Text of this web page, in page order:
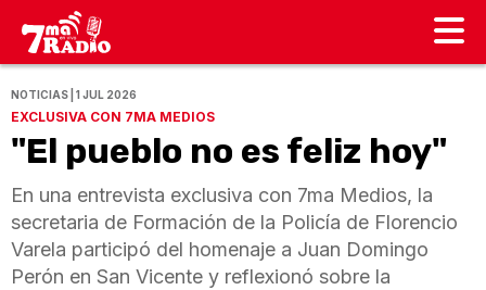
NOTICIAS | 1 JUL 2026
EXCLUSIVA CON 7MA MEDIOS
"El pueblo no es feliz hoy"
En una entrevista exclusiva con 7ma Medios, la
secretaria de Formación de la Policía de Florencio
Varela participó del homenaje a Juan Domingo
Perón en San Vicente y reflexionó sobre la